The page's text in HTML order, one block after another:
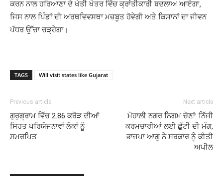
ਕਰਨ ਨਾਲ ਹਰਿਆਣਾ ਦੇ ਖੇਤੀ ਖੇਤਰ ਵਿੱਚ ਕ੍ਰਾਂਤੀਕਾਰੀ ਬਦਲਾਅ ਆਏਗਾ,
ਜਿਸ ਨਾਲ ਪਿੰਡਾਂ ਦੀ ਅਰਥਵਿਵਸਥਾ ਮਜ਼ਬੂਤ ਹੋਵੇਗੀ ਅਤੇ ਕਿਸਾਨਾਂ ਦਾ ਜੀਵਨ
ਪੱਧਰ ਉੱਚਾ ਚੜ੍ਹੇਗਾ।
TAGS Will visit states like Gujarat
Previous article
ਗੁਰੁਗ੍ਰਾਮ ਵਿੱਚ 2.86 ਕਰੋੜ ਦੀਆਂ
ਸਿਹਤ ਪਰਿਯੋਜਨਾਵਾਂ ਲੋਕਾਂ ਨੂੰ
ਸਮਰਪਿਤ
Next article
ਮੋਹਾਲੀ ਨਗਰ ਨਿਗਮ ਚੋਣਾਂ: ਨਿੱਜੀ
ਕਰਮਚਾਰੀਆਂ ਲਈ ਛੁੱਟੀ ਦੀ ਮੰਗ,
ਭਾਜਪਾ ਆਗੂ ਨੇ ਸਰਕਾਰ ਨੂੰ ਕੀਤੀ
ਅਪੀਲ